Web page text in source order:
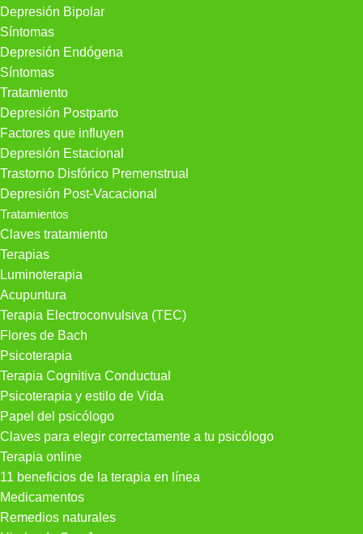
Depresión Bipolar
Síntomas
Depresión Endógena
Síntomas
Tratamiento
Depresión Postparto
Factores que influyen
Depresión Estacional
Trastorno Disfórico Premenstrual
Depresión Post-Vacacional
Tratamientos
Claves tratamiento
Terapias
Luminoterapia
Acupuntura
Terapia Electroconvulsiva (TEC)
Flores de Bach
Psicoterapia
Terapia Cognitiva Conductual
Psicoterapia y estilo de Vida
Papel del psicólogo
Claves para elegir correctamente a tu psicólogo
Terapia online
11 beneficios de la terapia en línea
Medicamentos
Remedios naturales